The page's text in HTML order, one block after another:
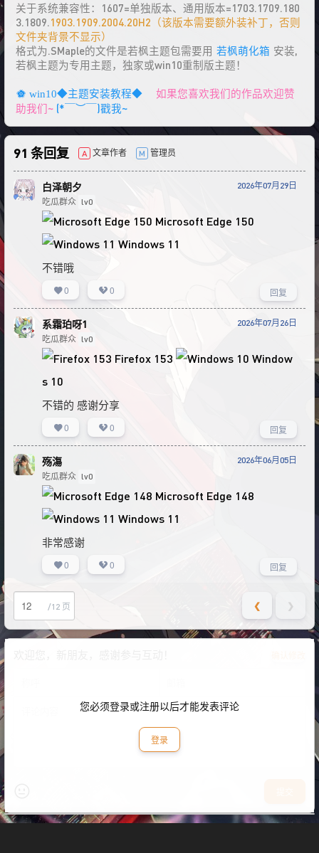
关于系统兼容性：1607=单独版本、通用版本=1703.1709.180
3.1809.1903.1909.2004.20H2（该版本需要额外装补丁，否则
文件夹背景不显示）
格式为.SMaple的文件是若枫主题包需要用 若枫萌化箱 安装,
若枫主题为专用主题，独家或win10重制版主题！
win10◆主题安装教程◆
如果您喜欢我们的作品欢迎赞
助我们~ (*￣︶￣)戳我~
91 条回复 A 文章作者 M 管理员
白泽朝夕
吃瓜群众 lv0
2026年07月29日
Microsoft Edge 150
Windows 11
不错哦
0 0 回复
系霜珀呀1
吃瓜群众 lv0
2026年07月26日
Firefox 153
Window
s 10
不错的 感谢分享
0 0 回复
殇漡
吃瓜群众 lv0
2026年06月05日
Microsoft Edge 148
Windows 11
非常感谢
0 0 回复
/12 页 ❮ ❯
您必须登录或注册以后才能发表评论
登录